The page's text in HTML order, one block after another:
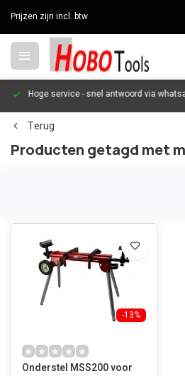
Prijzen zijn incl. btw
Hoge service- snel antwoord via
Terug
Producten getagd met
-13%
Onderstel MSS200 voor